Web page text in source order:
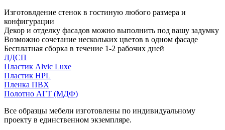
Изготовлдение стенок в гостиную любого размера и
конфигурации
Декор и отделку фасадов можно выполнить под вашу задумку
Возможно сочетание нескольких цветов в одном фасаде
Бесплатная сборка в течение 1-2 рабочих дней
ЛДСП
Пластик Alvic Luxe
Пластик HPL
Пленка ПВХ
Полотно АГТ (МДФ)
Все образцы мебели изготовлены по индивидуальному
проекту в единственном экземпляре.